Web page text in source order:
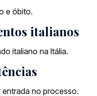
e óbito.
italianos
italiano na Itália.
entrada no processo.